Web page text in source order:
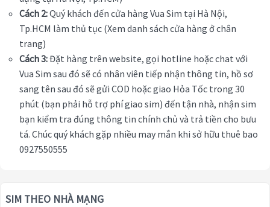
Cách 2:Quý khách đến cửa hàng Vua Sim tại Hà Nội,
Tp.HCM làm thủ tục (Xem danh sách cửa hàng ở chân
trang)
Cách 3:Đặt hàng trên website, gọi hotline hoặc chat với
Vua Sim sau đó sẽ có nhân viên tiếp nhận thông tin, hồ sơ
sang tên sau đó sẽ gửi COD hoặc giao Hỏa Tốc trong 30
phút (bạn phải hỗ trợ phí giao sim) đến tận nhà, nhận sim
bạn kiểm tra đúng thông tin chính chủ và trả tiền cho bưu
tá. Chúc quý khách gặp nhiều may mắn khi sở hữu thuê bao
0927550555
SIM THEO NHÀ MẠNG